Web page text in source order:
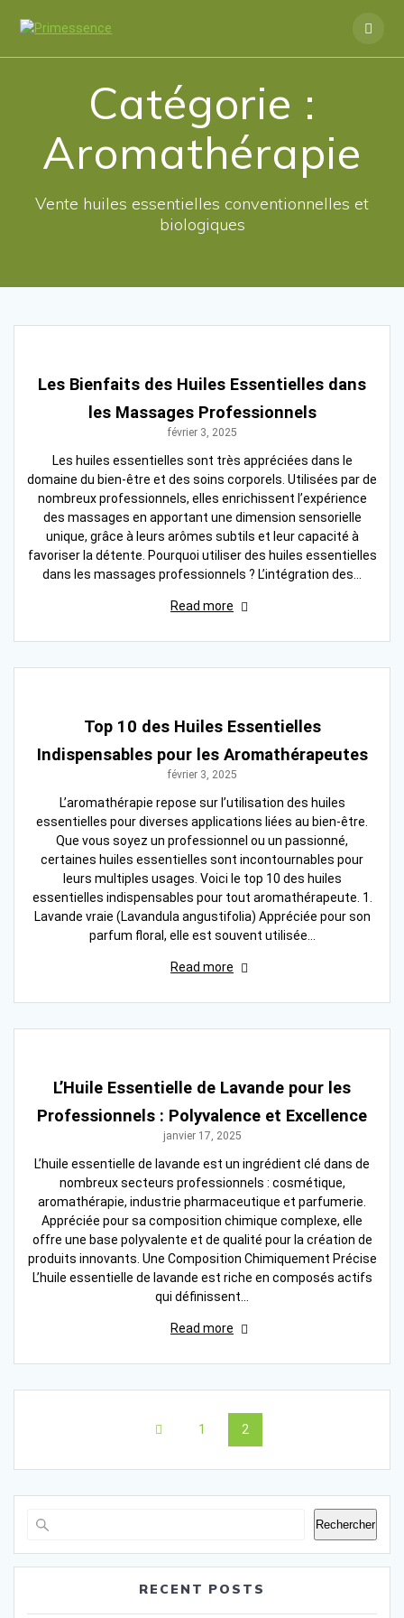
Catégorie :
Aromathérapie
Vente huiles essentielles conventionnelles et
biologiques
Les Bienfaits des Huiles Essentielles dans
les Massages Professionnels
février 3, 2025
Les huiles essentielles sont très appréciées dans le
domaine du bien-être et des soins corporels. Utilisées par de
nombreux professionnels, elles enrichissent l’expérience
des massages en apportant une dimension sensorielle
unique, grâce à leurs arômes subtils et leur capacité à
favoriser la détente. Pourquoi utiliser des huiles essentielles
dans les massages professionnels ? L’intégration des…
Read more
Top 10 des Huiles Essentielles
Indispensables pour les Aromathérapeutes
février 3, 2025
L’aromathérapie repose sur l’utilisation des huiles
essentielles pour diverses applications liées au bien-être.
Que vous soyez un professionnel ou un passionné,
certaines huiles essentielles sont incontournables pour
leurs multiples usages. Voici le top 10 des huiles
essentielles indispensables pour tout aromathérapeute. 1.
Lavande vraie (Lavandula angustifolia) Appréciée pour son
parfum floral, elle est souvent utilisée…
Read more
L’Huile Essentielle de Lavande pour les
Professionnels : Polyvalence et Excellence
janvier 17, 2025
L’huile essentielle de lavande est un ingrédient clé dans de
nombreux secteurs professionnels : cosmétique,
aromathérapie, industrie pharmaceutique et parfumerie.
Appréciée pour sa composition chimique complexe, elle
offre une base polyvalente et de qualité pour la création de
produits innovants. Une Composition Chimiquement Précise
L’huile essentielle de lavande est riche en composés actifs
qui définissent…
Read more
Page
1 Page
2
Rechercher
RECENT POSTS